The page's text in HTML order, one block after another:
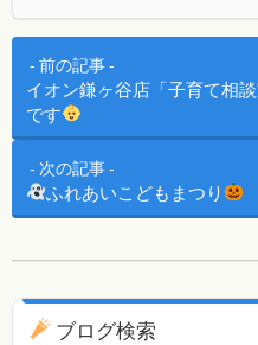
投稿ナビゲーショ
前の記事
イオン鎌ヶ谷店「子育て相
です
次の記事
ふれあいこどもまつり
ブログ用ナビゲー
ブログ検索